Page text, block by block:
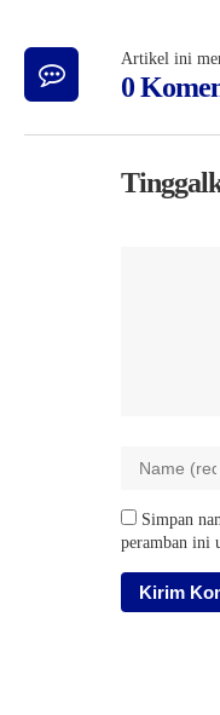
Artikel ini
0
Simpan
peramban ini